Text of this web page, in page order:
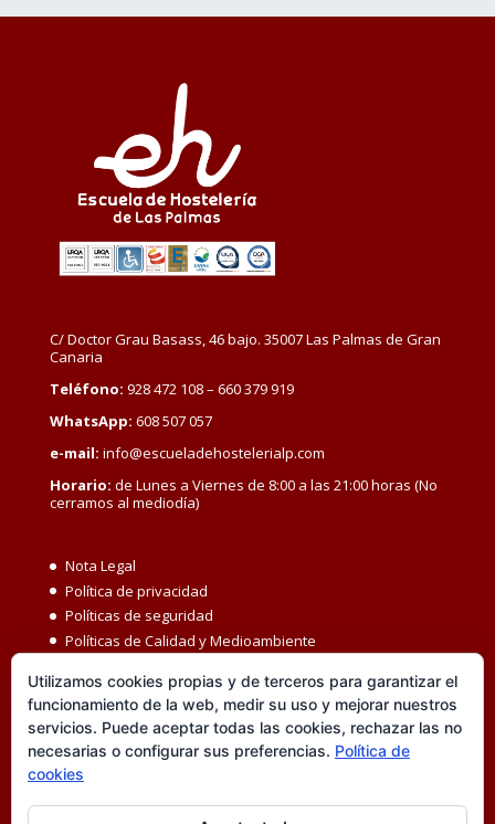
C/ Doctor Grau Basass, 46 bajo. 35007 Las Palmas de Gran
Canaria
Teléfono: 928 472 108 – 660 379 919
WhatsApp: 608 507 057
e-mail: info@escueladehostelerialp.com
Horario: de Lunes a Viernes de 8:00 a las 21:00 horas (No
cerramos al mediodía)
Nota Legal
Política de privacidad
Políticas de seguridad
Políticas de Calidad y Medioambiente
Igualdad MBC
Código ético
Transparencia
Política de cookies
Utilizamos cookies propias y de terceros para garantizar el
funcionamiento de la web, medir su uso y mejorar nuestros
servicios. Puede aceptar todas las cookies, rechazar las no
necesarias o configurar sus preferencias. Política de
cookies